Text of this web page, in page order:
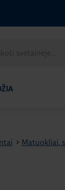
> Matuokliai,